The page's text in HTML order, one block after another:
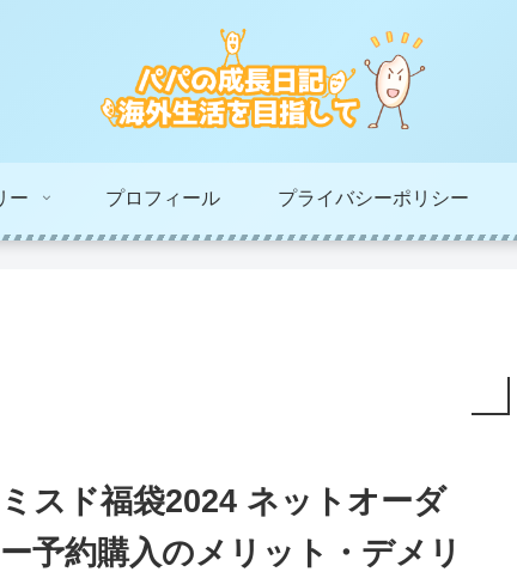
ー プロフィール プライバシーポリシー
ミスド福袋2024 ネットオーダ
ー予約購入のメリット・デメリ